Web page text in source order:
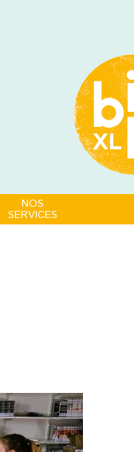
NOS
SERVICES